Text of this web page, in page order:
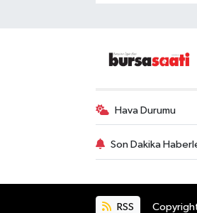
Hava Durumu
Son Dakika
RSS